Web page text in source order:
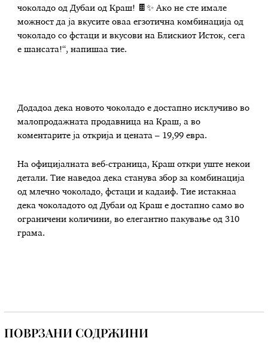
чоколадо од Дубаи од Краш! 🍫✨ Ако не сте имале
можност да ја вкусите оваа егзотична комбинација од
чоколадо со фстаци и вкусови на Блискиот Исток, сега
е шансата!“, напишаа тие.
Додадоа дека новото чоколадо е достапно исклучиво во
малопродажната продавница на Краш, а во
коментарите ја открија и цената – 19,99 евра.
На официјалната веб-страница, Краш откри уште некои
детали. Тие наведоа дека станува збор за комбинација
од млечно чоколадо, фстаци и кадаиф. Тие истакнаа
дека чоколадото од Дубаи од Краш е достапно само во
ограничени количини, во елегантно пакување од 310
грама.
ПОВРЗАНИ СОДРЖИНИ